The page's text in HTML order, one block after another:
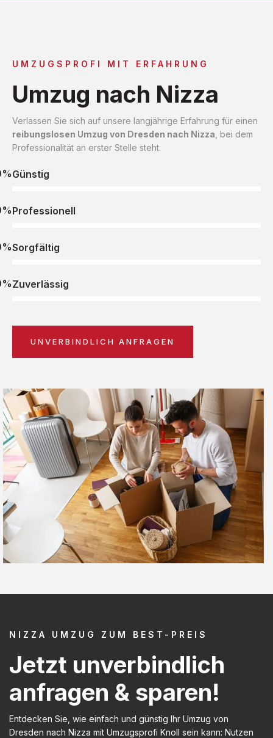
UMZUGSPROFI MIT ERFAHRUNG
Umzug nach Nizza
Verlassen Sie sich auf unsere langjährige Erfahrung für einen
reibungslosen Umzug von Dresden nach Nizza , bei dem
Professionalität an erster Stelle steht.
Günstig
Professionell
Sorgfältig
Zuverlässig
UNVERBINDLICH ANFRAGEN
NIZZA UMZUG ZUM BEST-PREIS
Jetzt unverbindlich
anfragen & sparen!
Entdecken Sie, wie einfach und günstig Ihr Umzug von
Dresden nach Nizza mit Umzugsprofi Knoll sein kann: Nutzen